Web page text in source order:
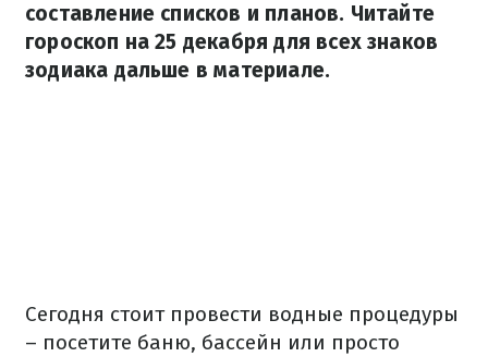
составление списков и планов. Читайте
гороскоп на 25 декабря для всех знаков
зодиака дальше в материале.
Сегодня стоит провести водные процедуры
– посетите баню, бассейн или просто